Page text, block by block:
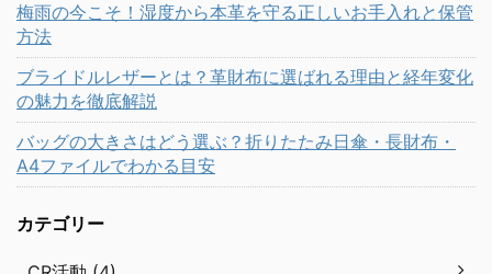
梅雨の今こそ！湿度から本革を守る正しいお手入れと保管
方法
ブライドルレザーとは？革財布に選ばれる理由と経年変化
の魅力を徹底解説
バッグの大きさはどう選ぶ？折りたたみ日傘・長財布・
A4ファイルでわかる目安
カテゴリー